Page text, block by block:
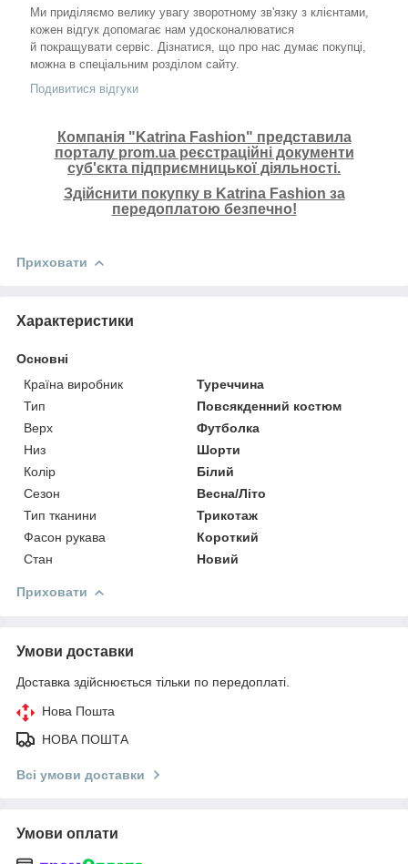
Ми приділяємо велику увагу зворотному зв'язку з клієнтами,
кожен відгук допомагає нам удосконалюватися
й покращувати сервіс. Дізнатися, що про нас думає покупці,
можна в спеціальним розділом сайту.
Подивитися відгуки
Компанія "Katrina Fashion" представила
порталу prom.ua реєстраційні документи
суб'єкта підприємницької діяльності.
Здійснити покупку в Katrina Fashion за
передоплатою безпечно!
Приховати
Характеристики
Основні
Країна виробник
Туреччина
Тип
Повсякденний костюм
Верх
Футболка
Низ
Шорти
Колір
Білий
Сезон
Весна/Літо
Тип тканини
Трикотаж
Фасон рукава
Короткий
Стан
Новий
Приховати
Умови доставки
Доставка здійснюється тільки по передоплаті.
Нова Пошта
НОВА ПОШТА
Всі умови доставки
Умови оплати